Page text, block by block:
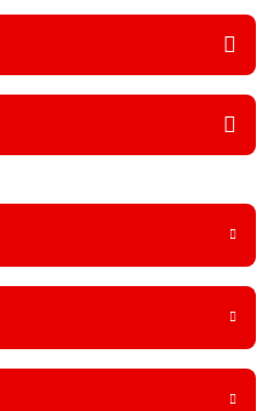
siz yapın!